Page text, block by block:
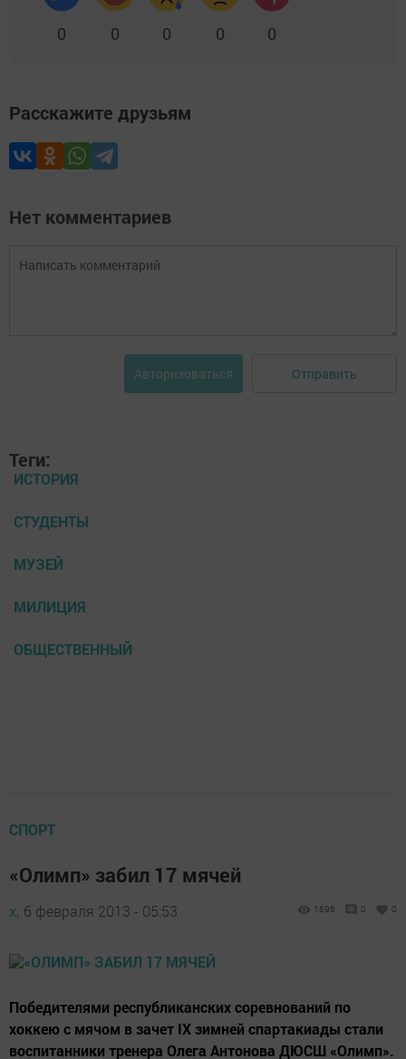
0 0 0 0 0
Расскажите друзьям
Нет комментариев
Авторизоваться Отправить
Теги:
ИСТОРИЯ
СТУДЕНТЫ
МУЗЕЙ
МИЛИЦИЯ
ОБЩЕСТВЕННЫЙ
СПОРТ
«Олимп» забил 17 мячей
х, 6 февраля 2013 - 05:53 1696 0 0
Победителями республиканских соревнований по
хоккею с мячом в зачет IХ зимней спартакиады стали
воспитанники тренера Олега Антонова ДЮСШ «Олимп».